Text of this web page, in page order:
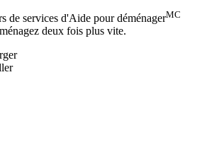
de services d'Aide pour déménagerMC
deux fois plus vite.